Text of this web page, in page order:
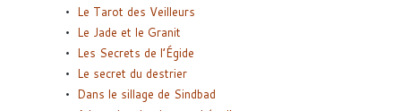
Le Tarot des Veilleurs
Le Jade et le Granit
Les Secrets de l’Égide
Le secret du destrier
Dans le sillage de Sindbad